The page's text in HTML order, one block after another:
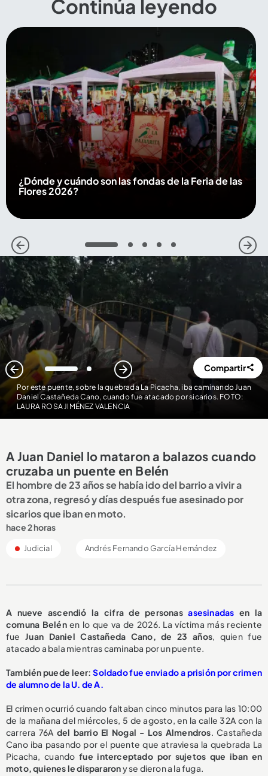
Continúa leyendo
¿Dónde y cuándo son las fondas de la Feria de las
Flores 2026?
1 2 3 4 5
Por este puente, sobre la quebrada La Picacha, iba caminando Juan
Daniel Castañeda Cano, cuando fue atacado por sicarios. FOTO:
LAURA ROSA JIMÉNEZ VALENCIA
1 2 Compartir
A Juan Daniel lo mataron a balazos cuando
cruzaba un puente en Belén
El hombre de 23 años se había ido del barrio a vivir a
otra zona, regresó y días después fue asesinado por
sicarios que iban en moto.
hace 2 horas
Judicial Andrés Fernando García Hernández
A nueve ascendió la cifra de personasasesinadas en la
comuna Belénen lo que va de 2026. La víctima más reciente
fueJuan Daniel Castañeda Cano, de 23 años, quien fue
atacado a bala mientras caminaba por un puente.
También puede leer:Soldado fue enviado a prisión por crimen
de alumno de la U. de A.
El crimen ocurrió cuando faltaban cinco minutos para las 10:00
de la mañana del miércoles, 5 de agosto, en la calle 32A con la
carrera 76A del barrio El Nogal - Los Almendros. Castañeda
Cano iba pasando por el puente que atraviesa la quebrada La
Picacha, cuandofue interceptado por sujetos que iban en
moto, quienes le dispararony se dieron a la fuga.